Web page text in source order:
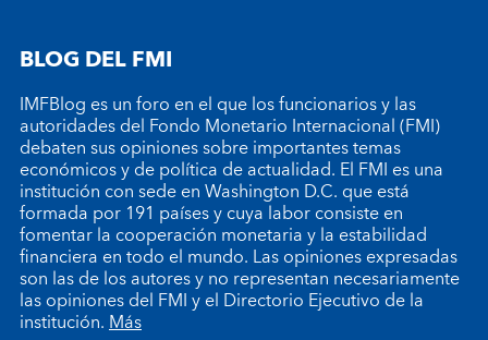
BLOG DEL FMI
IMFBlog es un foro en el que los funcionarios y las
autoridades del Fondo Monetario Internacional (FMI)
debaten sus opiniones sobre importantes temas
económicos y de política de actualidad. El FMI es una
institución con sede en Washington D.C. que está
formada por 191 países y cuya labor consiste en
fomentar la cooperación monetaria y la estabilidad
financiera en todo el mundo. Las opiniones expresadas
son las de los autores y no representan necesariamente
las opiniones del FMI y el Directorio Ejecutivo de la
institución.Más